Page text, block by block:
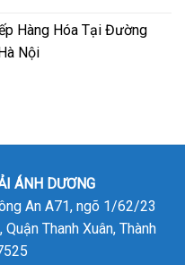
Hàng Hóa Tại Đường
Nội
ÁNH DƯƠNG
An A71, ngõ 1/62/23
Thanh Xuân, Thành